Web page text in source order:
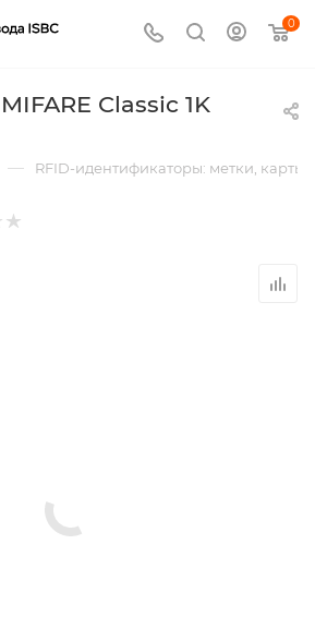
0
Classic 1K
— RFID-идентификаторы: метки,